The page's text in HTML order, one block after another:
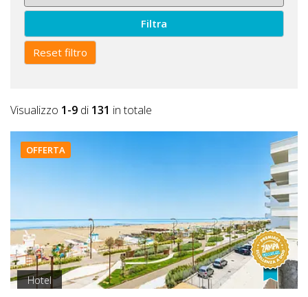
Filtra
Reset filtro
Visualizzo 1-9 di 131 in totale
OFFERTA
Hotel